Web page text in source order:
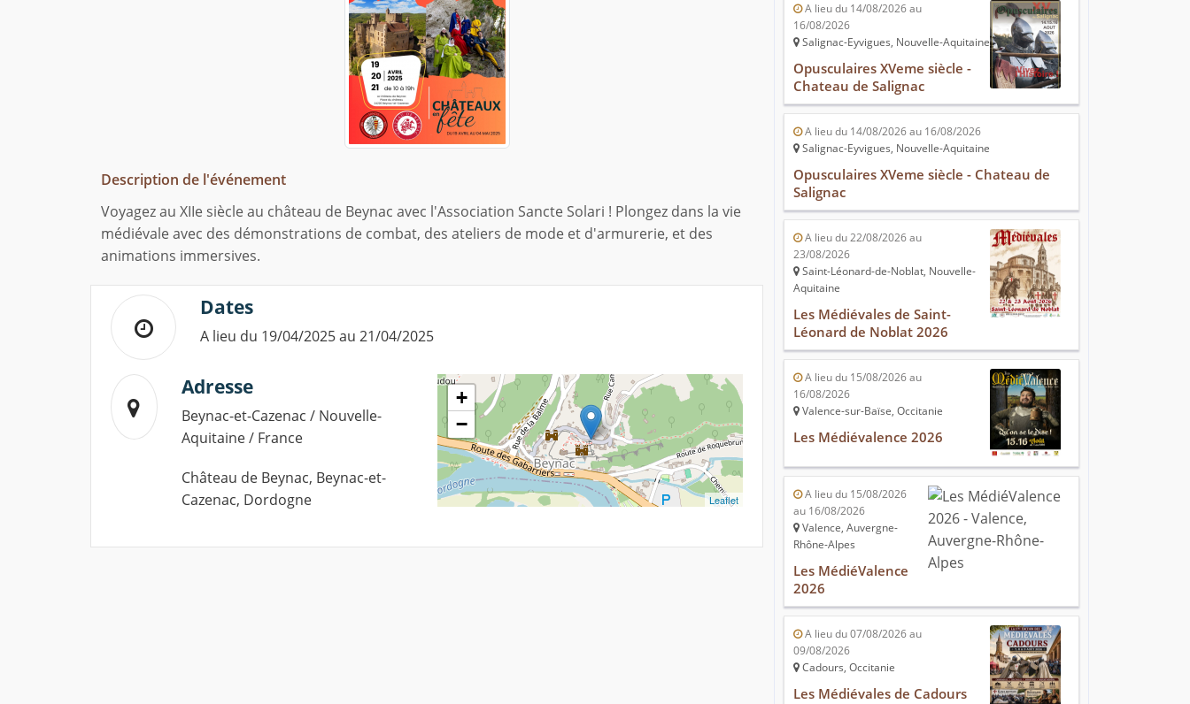
Description de l'événement
Voyagez au XIIe siècle au château de Beynac avec l'Association Sancte Solari ! Plongez dans la vie
médiévale avec des démonstrations de combat, des ateliers de mode et d'armurerie, et des
animations immersives.
Dates
A lieu du 19/04/2025 au 21/04/2025
Adresse
Beynac-et-Cazenac / Nouvelle-
Aquitaine / France
Château de Beynac, Beynac-et-
Cazenac, Dordogne
+
−
Leaflet
A lieu du 14/08/2026 au
16/08/2026
Salignac-Eyvigues, Nouvelle-Aquitaine
Opusculaires XVeme siècle -
Chateau de Salignac
A lieu du 14/08/2026 au 16/08/2026
Salignac-Eyvigues, Nouvelle-Aquitaine
Opusculaires XVeme siècle - Chateau de
Salignac
A lieu du 22/08/2026 au
23/08/2026
Saint-Léonard-de-Noblat, Nouvelle-
Aquitaine
Les Médiévales de Saint-
Léonard de Noblat 2026
A lieu du 15/08/2026 au
16/08/2026
Valence-sur-Baïse, Occitanie
Les Médiévalence 2026
A lieu du 15/08/2026
au 16/08/2026
Valence, Auvergne-
Rhône-Alpes
Les MédiéValence
2026
A lieu du 07/08/2026 au
09/08/2026
Cadours, Occitanie
Les Médiévales de Cadours